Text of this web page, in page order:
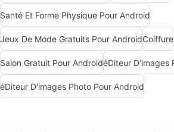
Santé Et Forme Physique Pour Android
Jeux De Mode Gratuits Pour AndroidCoiffure
Salon Gratuit Pour Android
éDiteur D'images Photo Pour Android